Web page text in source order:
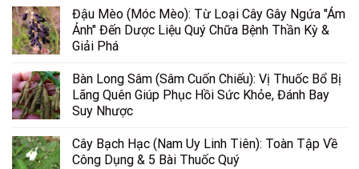
là:
80.000₫.
tại
là:
Đậu Mèo (Móc Mèo): Từ Loại Cây Gây Ngứa "Ám
Ảnh" Đến Dược Liệu Quý Chữa Bệnh Thần Kỳ &
Giải Phá
Bàn Long Sâm (Sâm Cuốn Chiếu): Vị Thuốc Bổ Bị
Lãng Quên Giúp Phục Hồi Sức Khỏe, Đánh Bay
Suy Nhược
Cây Bạch Hạc (Nam Uy Linh Tiên): Toàn Tập Về
Công Dụng & 5 Bài Thuốc Quý